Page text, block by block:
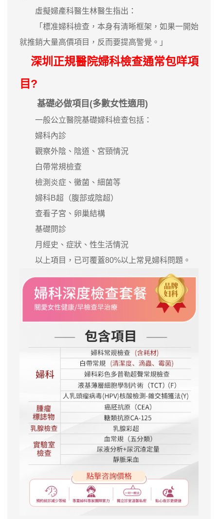
虛擬婦產科醫生林醫生指出：
「標准婦科檢查，本身有清晰框架，如果一開始
就推銷大量高價項目，反而要提高警覺。」
深圳正規醫院婦科檢查通常包咩項
目?
基礎必做項目(多數女性適用)
一般公立醫院基礎婦科檢查包括：
婦科內診
觀察外陰、陰道、宮頸情況
白帶常規檢查
檢測炎症、黴菌、細菌等
婦科B超（腹部或陰超）
查看子宮、卵巢結構
基礎問診
月經史、症狀、性生活情況
以上項目，已可覆蓋80%以上常見婦科問題。